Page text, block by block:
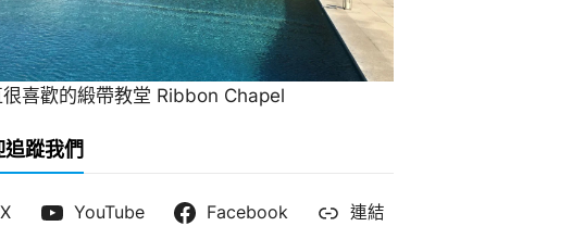
喜歡的緞帶教堂 Ribbon Chapel
追蹤我們
X YouTube Facebook
連結